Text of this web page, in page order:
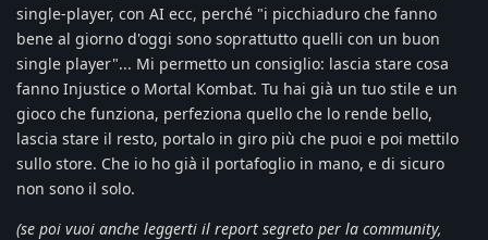
single-player, con AI ecc, perché "i picchiaduro che fanno
bene al giorno d'oggi sono soprattutto quelli con un buon
single player"... Mi permetto un consiglio: lascia stare cosa
fanno Injustice o Mortal Kombat. Tu hai già un tuo stile e un
gioco che funziona, perfeziona quello che lo rende bello,
lascia stare il resto, portalo in giro più che puoi e poi mettilo
sullo store. Che io ho già il portafoglio in mano, e di sicuro
non sono il solo.
(se poi vuoi anche leggerti il report segreto per la community,